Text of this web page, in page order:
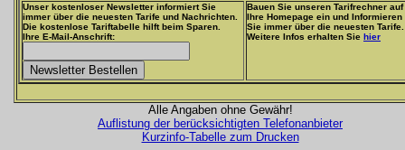
Unser kostenloser Newsletter informiert Sie
immer über die neuesten Tarife und Nachrichten.
Die kostenlose Tariftabelle hilft beim Sparen.
Ihre E-Mail-Anschrift:
Bauen Sie unseren Tarifrechner auf
Ihre Homepage ein und Informieren
Sie immer über die neuesten Tarife.
Weitere Infos erhalten Sie hier
Alle Angaben ohne Gewähr!
Auflistung der berücksichtigten Telefonanbieter
Kurzinfo-Tabelle zum Drucken